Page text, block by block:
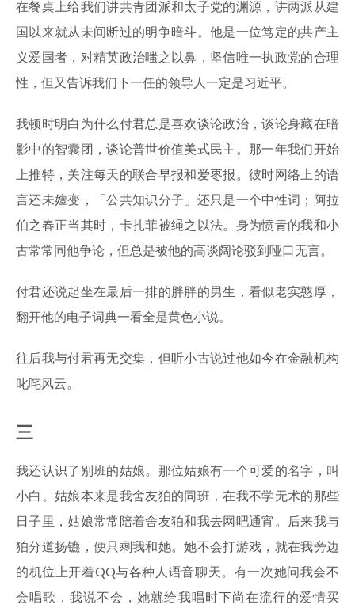
在餐桌上给我们讲共青团派和太子党的渊源，讲两派从建
国以来就从未间断过的明争暗斗。他是一位笃定的共产主
义爱国者，对精英政治嗤之以鼻，坚信唯一执政党的合理
性，但又告诉我们下一任的领导人一定是习近平。
我顿时明白为什么付君总是喜欢谈论政治，谈论身藏在暗
影中的智囊团，谈论普世价值美式民主。那一年我们开始
上推特，关注每天的联合早报和爱枣报。彼时网络上的语
言还未嬗变，「公共知识分子」还只是一个中性词；阿拉
伯之春正当其时，卡扎菲被绳之以法。身为愤青的我和小
古常常同他争论，但总是被他的高谈阔论驳到哑口无言。
付君还说起坐在最后一排的胖胖的男生，看似老实憨厚，
翻开他的电子词典一看全是黄色小说。
往后我与付君再无交集，但听小古说过他如今在金融机构
叱咤风云。
三
我还认识了别班的姑娘。那位姑娘有一个可爱的名字，叫
小白。姑娘本来是我舍友狛的同班，在我不学无术的那些
日子里，姑娘常常陪着舍友狛和我去网吧通宵。后来我与
狛分道扬镳，便只剩我和她。她不会打游戏，就在我旁边
的机位上开着QQ与各种人语音聊天。有一次她问我会不
会唱歌，我说不会，她就给我唱时下尚在流行的爱情买